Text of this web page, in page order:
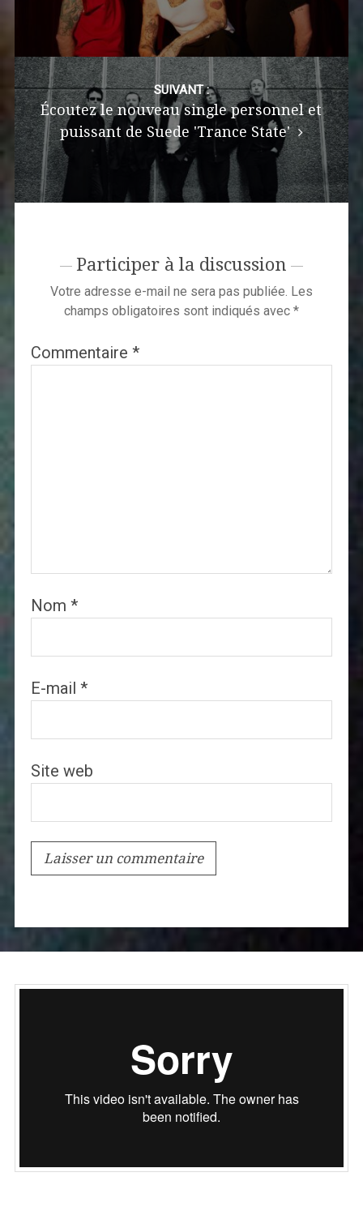
SUIVANT :
Écoutez le nouveau single personnel et
puissant de Suede 'Trance State'
Participer à la discussion
Votre adresse e-mail ne sera pas publiée. Les
champs obligatoires sont indiqués avec *
Commentaire *
Nom *
E-mail *
Site web